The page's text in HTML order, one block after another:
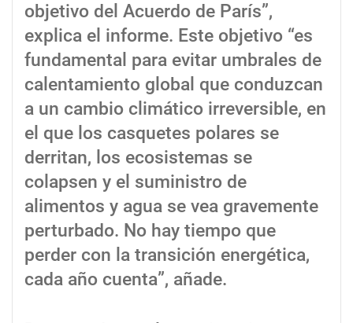
objetivo del Acuerdo de París”,
explica el informe. Este objetivo “es
fundamental para evitar umbrales de
calentamiento global que conduzcan
a un cambio climático irreversible, en
el que los casquetes polares se
derritan, los ecosistemas se
colapsen y el suministro de
alimentos y agua se vea gravemente
perturbado. No hay tiempo que
perder con la transición energética,
cada año cuenta”, añade.